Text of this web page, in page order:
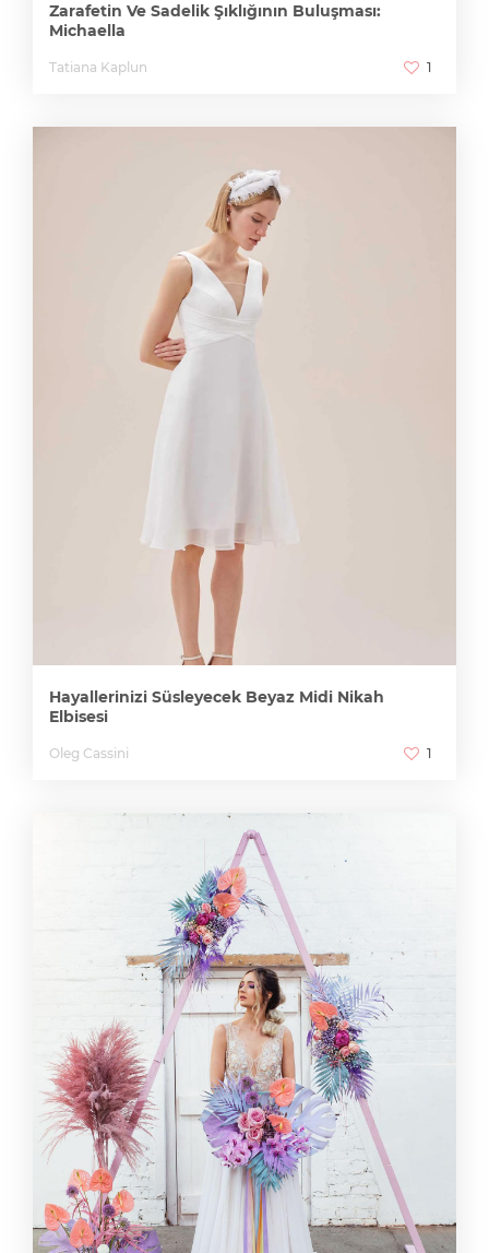
Zarafetin Ve Sadelik Şıklığının Buluşması:
Michaella
Tatiana Kaplun 1
Hayallerinizi Süsleyecek Beyaz Midi Nikah
Elbisesi
Oleg Cassini 1